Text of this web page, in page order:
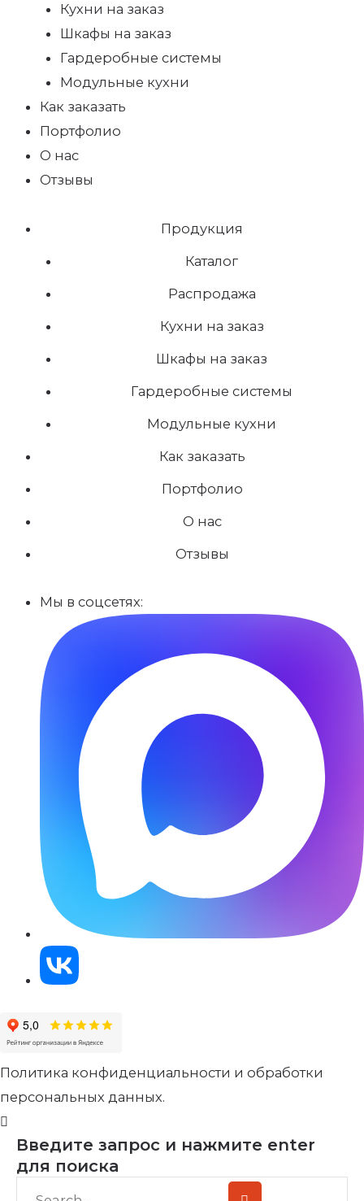
Кухни на заказ
Шкафы на заказ
Гардеробные системы
Модульные кухни
Как заказать
Портфолио
О нас
Отзывы
Продукция
Каталог
Распродажа
Кухни на заказ
Шкафы на заказ
Гардеробные системы
Модульные кухни
Как заказать
Портфолио
О нас
Отзывы
Мы в соцсетях:
Политика конфиденциальности и обработки
персональных данных.
Введите запрос и нажмите enter
для поиска